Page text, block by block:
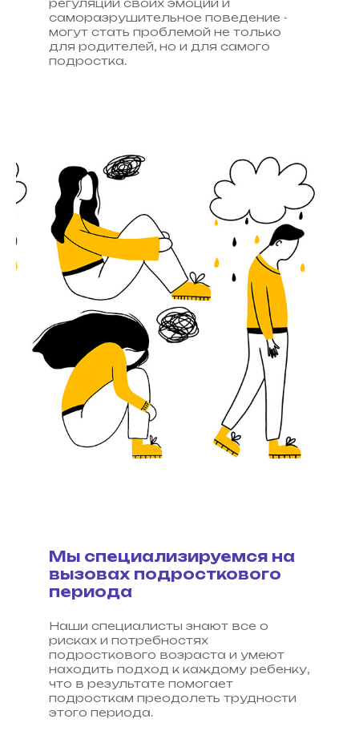
регуляции своих эмоций и
саморазрушительное поведение -
могут стать проблемой не только
для родителей, но и для самого
подростка.
Мы специализируемся на
вызовах подросткового
периода
Наши специалисты знают все о
рисках и потребностях
подросткового возраста и умеют
находить подход к каждому ребенку,
что в результате помогает
подросткам преодолеть трудности
этого периода.